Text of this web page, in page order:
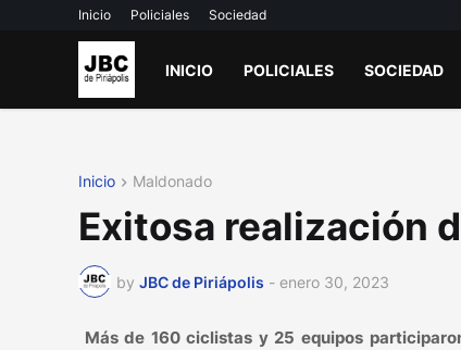
Inicio Policiales Sociedad
INICIO POLICIALES SOCIEDAD
Inicio Maldonado
Exitosa realización
by JBC de Piriápolis - enero 30, 2023
Más de 160 ciclistas y 25 equipos